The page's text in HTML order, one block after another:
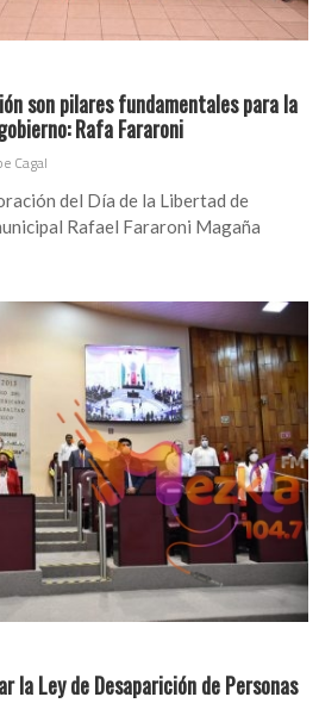
son pilares fundamentales para la
Rafa Fararoni
Cagal
del Día de la Libertad de
Rafael Fararoni Magaña
la Ley de Desaparición de Personas